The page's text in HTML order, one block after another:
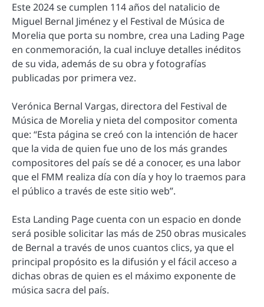
Este 2024 se cumplen 114 años del natalicio de
Miguel Bernal Jiménez y el Festival de Música de
Morelia que porta su nombre, crea una Lading Page
en conmemoración, la cual incluye detalles inéditos
de su vida, además de su obra y fotografías
publicadas por primera vez.
Verónica Bernal Vargas, directora del Festival de
Música de Morelia y nieta del compositor comenta
que: “Esta página se creó con la intención de hacer
que la vida de quien fue uno de los más grandes
compositores del país se dé a conocer, es una labor
que el FMM realiza día con día y hoy lo traemos para
el público a través de este sitio web”.
Esta Landing Page cuenta con un espacio en donde
será posible solicitar las más de 250 obras musicales
de Bernal a través de unos cuantos clics, ya que el
principal propósito es la difusión y el fácil acceso a
dichas obras de quien es el máximo exponente de
música sacra del país.